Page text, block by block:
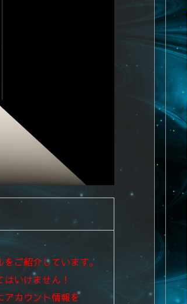
ご紹介しています。
いけません！
アカウント情報を